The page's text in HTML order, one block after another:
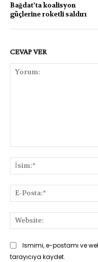
Bağdat’ta koalisyon
güçlerine roketli saldırı
CEVAP VER
Ismimi, e-postamı ve
tarayıcıya kaydet.